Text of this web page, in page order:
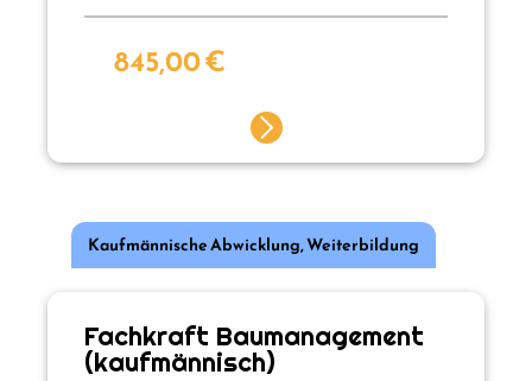
845,00€
Kaufmännische Abwicklung,Weiterbildung
Fachkraft Baumanagement
(kaufmännisch)